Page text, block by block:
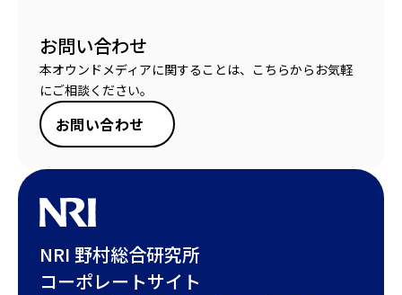
お問い合わせ
本オウンドメディアに関することは、こちらからお気軽
にご相談ください。
お問い合わせ
NRI 野村総合研究所
コーポレートサイト